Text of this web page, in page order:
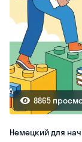
8865
Немецкий для